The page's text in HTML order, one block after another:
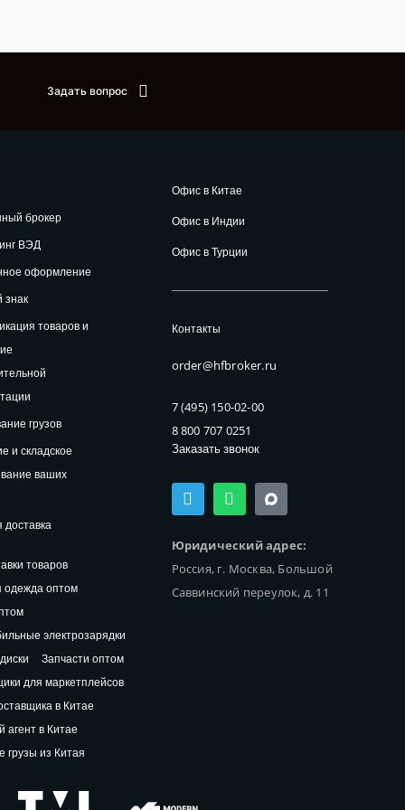
Задать вопрос
брокер
ВЭД
оформление
знак
товаров и
грузов
и складское
ваших
товаров
одежда оптом
электрозарядки
Запчасти оптом
для маркетплейсов
в Китае
агент в Китае
грузы из Китая
Офис в Китае
Офис в Индии
Офис в Турции
Контакты
order@hfbroker.ru
7 (495) 150-02-00
8 800 707 0251
Заказать звонок
T
e
l
g
r
a
m
W
h
a
s
a
p
p
Юридический адрес:
Россия, г. Москва, Большой
Саввинский переулок, д. 11